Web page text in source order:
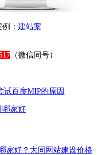
： 建站案
（微信同号）
试百度MIP的原因
哪家好
家好？大同网站建设价格